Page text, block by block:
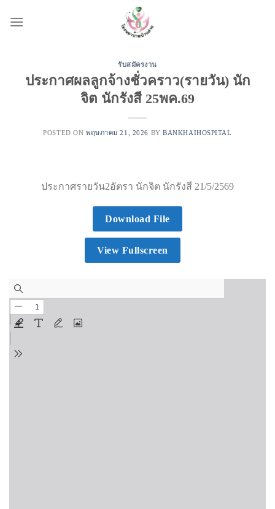
รับสมัครงาน
ประกาศผลลูกจ้างชั่วคราว(รายวัน) นัก
จิต นักรังสี 25พค.69
POSTED ON พฤษภาคม 21, 2026 BYBANKHAIHOSPITAL
ประกาศรายวัน2อัตรา นักจิต นักรังสี 21/5/2569
Download File
View Fullscreen